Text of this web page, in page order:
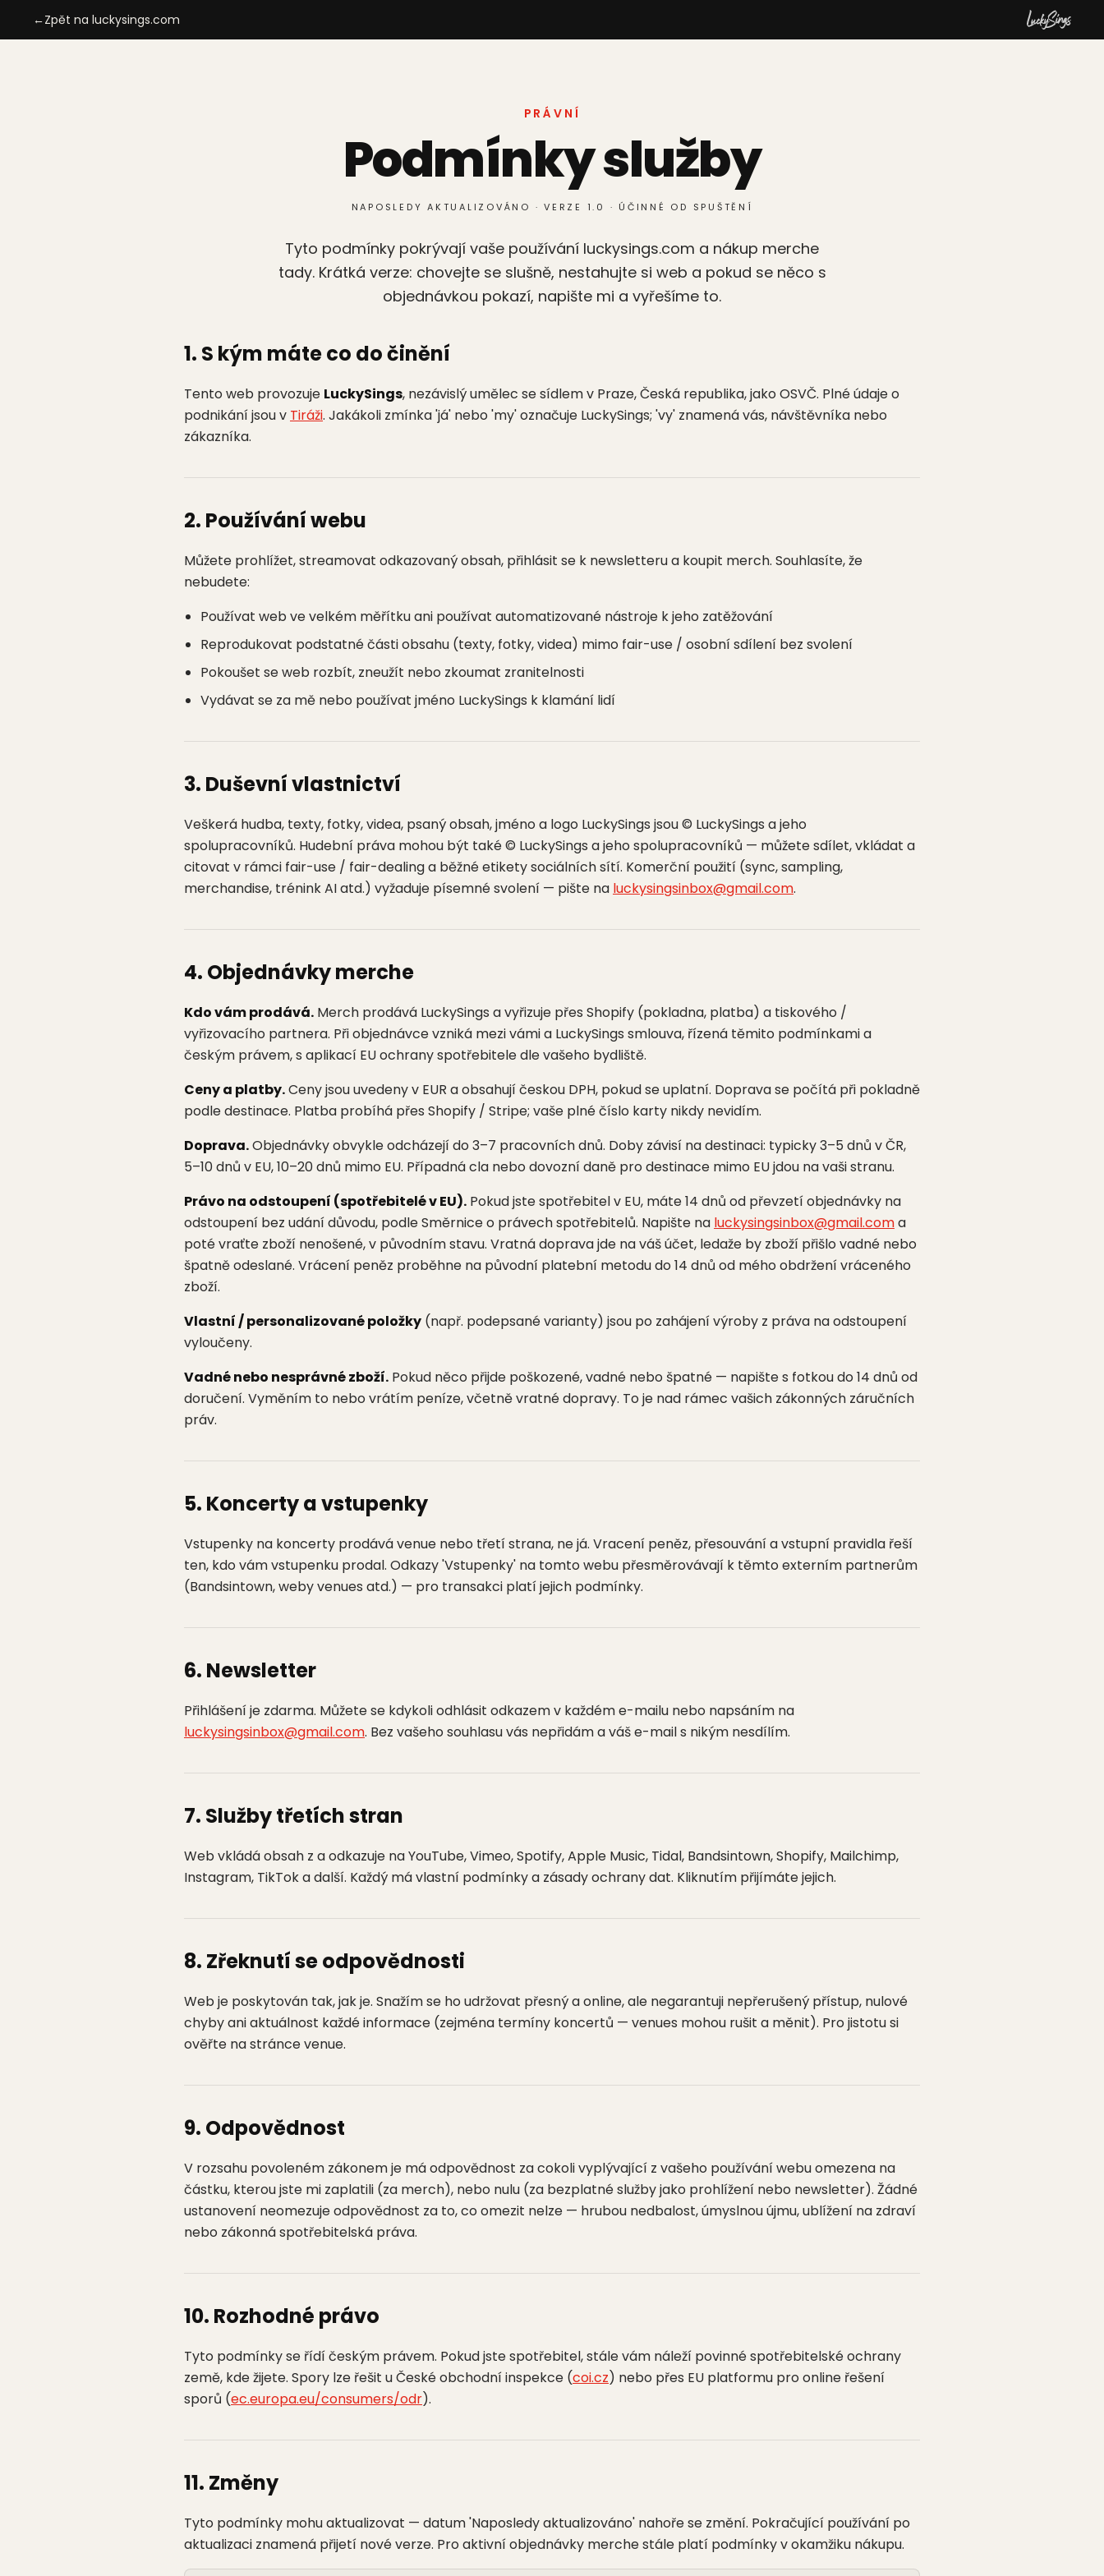
←Zpět na luckysings.com
PRÁVNÍ
Podmínky služby
NAPOSLEDY AKTUALIZOVÁNO · VERZE 1.0 · ÚČINNÉ OD SPUŠTĚNÍ
Tyto podmínky pokrývají vaše používání luckysings.com a nákup merche
tady. Krátká verze: chovejte se slušně, nestahujte si web a pokud se něco s
objednávkou pokazí, napište mi a vyřešíme to.
1. S kým máte co do činění
Tento web provozuje LuckySings, nezávislý umělec se sídlem v Praze, Česká republika, jako OSVČ. Plné údaje o
podnikání jsou v Tiráži. Jakákoli zmínka 'já' nebo 'my' označuje LuckySings; 'vy' znamená vás, návštěvníka nebo
zákazníka.
2. Používání webu
Můžete prohlížet, streamovat odkazovaný obsah, přihlásit se k newsletteru a koupit merch. Souhlasíte, že
nebudete:
Používat web ve velkém měřítku ani používat automatizované nástroje k jeho zatěžování
Reprodukovat podstatné části obsahu (texty, fotky, videa) mimo fair-use / osobní sdílení bez svolení
Pokoušet se web rozbít, zneužít nebo zkoumat zranitelnosti
Vydávat se za mě nebo používat jméno LuckySings k klamání lidí
3. Duševní vlastnictví
Veškerá hudba, texty, fotky, videa, psaný obsah, jméno a logo LuckySings jsou © LuckySings a jeho
spolupracovníků. Hudební práva mohou být také © LuckySings a jeho spolupracovníků — můžete sdílet, vkládat a
citovat v rámci fair-use / fair-dealing a běžné etikety sociálních sítí. Komerční použití (sync, sampling,
merchandise, trénink AI atd.) vyžaduje písemné svolení — pište na luckysingsinbox@gmail.com.
4. Objednávky merche
Kdo vám prodává. Merch prodává LuckySings a vyřizuje přes Shopify (pokladna, platba) a tiskového /
vyřizovacího partnera. Při objednávce vzniká mezi vámi a LuckySings smlouva, řízená těmito podmínkami a
českým právem, s aplikací EU ochrany spotřebitele dle vašeho bydliště.
Ceny a platby.Ceny jsou uvedeny v EUR a obsahují českou DPH, pokud se uplatní. Doprava se počítá při pokladně
podle destinace. Platba probíhá přes Shopify / Stripe; vaše plné číslo karty nikdy nevidím.
Doprava.Objednávky obvykle odcházejí do 3–7 pracovních dnů. Doby závisí na destinaci: typicky 3–5 dnů v ČR,
5–10 dnů v EU, 10–20 dnů mimo EU. Případná cla nebo dovozní daně pro destinace mimo EU jdou na vaši stranu.
Právo na odstoupení (spotřebitelé v EU). Pokud jste spotřebitel v EU, máte 14 dnů od převzetí objednávky na
odstoupení bez udání důvodu, podle Směrnice o právech spotřebitelů. Napište na luckysingsinbox@gmail.coma
poté vraťte zboží nenošené, v původním stavu. Vratná doprava jde na váš účet, ledaže by zboží přišlo vadné nebo
špatně odeslané. Vrácení peněz proběhne na původní platební metodu do 14 dnů od mého obdržení vráceného
zboží.
Vlastní / personalizované položky (např. podepsané varianty) jsou po zahájení výroby z práva na odstoupení
vyloučeny.
Vadné nebo nesprávné zboží. Pokud něco přijde poškozené, vadné nebo špatné — napište s fotkou do 14 dnů od
doručení. Vyměním to nebo vrátím peníze, včetně vratné dopravy. To je nad rámec vašich zákonných záručních
práv.
5. Koncerty a vstupenky
Vstupenky na koncerty prodává venue nebo třetí strana, ne já. Vracení peněz, přesouvání a vstupní pravidla řeší
ten, kdo vám vstupenku prodal. Odkazy 'Vstupenky' na tomto webu přesměrovávají k těmto externím partnerům
(Bandsintown, weby venues atd.) — pro transakci platí jejich podmínky.
6. Newsletter
Přihlášení je zdarma. Můžete se kdykoli odhlásit odkazem v každém e-mailu nebo napsáním na
luckysingsinbox@gmail.com. Bez vašeho souhlasu vás nepřidám a váš e-mail s nikým nesdílím.
7. Služby třetích stran
Web vkládá obsah z a odkazuje na YouTube, Vimeo, Spotify, Apple Music, Tidal, Bandsintown, Shopify, Mailchimp,
Instagram, TikTok a další. Každý má vlastní podmínky a zásady ochrany dat. Kliknutím přijímáte jejich.
8. Zřeknutí se odpovědnosti
Web je poskytován tak, jak je. Snažím se ho udržovat přesný a online, ale negarantuji nepřerušený přístup, nulové
chyby ani aktuálnost každé informace (zejména termíny koncertů — venues mohou rušit a měnit). Pro jistotu si
ověřte na stránce venue.
9. Odpovědnost
V rozsahu povoleném zákonem je má odpovědnost za cokoli vyplývající z vašeho používání webu omezena na
částku, kterou jste mi zaplatili (za merch), nebo nulu (za bezplatné služby jako prohlížení nebo newsletter). Žádné
ustanovení neomezuje odpovědnost za to, co omezit nelze — hrubou nedbalost, úmyslnou újmu, ublížení na zdraví
nebo zákonná spotřebitelská práva.
10. Rozhodné právo
Tyto podmínky se řídí českým právem. Pokud jste spotřebitel, stále vám náleží povinné spotřebitelské ochrany
země, kde žijete. Spory lze řešit u České obchodní inspekce (coi.cz) nebo přes EU platformu pro online řešení
sporů (ec.europa.eu/consumers/odr).
11. Změny
Tyto podmínky mohu aktualizovat — datum 'Naposledy aktualizováno' nahoře se změní. Pokračující používání po
aktualizaci znamená přijetí nové verze. Pro aktivní objednávky merche stále platí podmínky v okamžiku nákupu.